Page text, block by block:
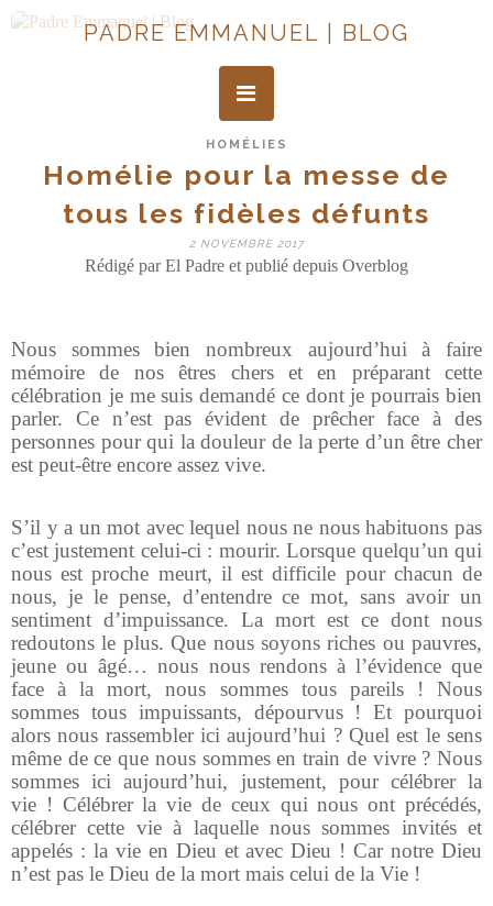
PADRE EMMANUEL | BLOG
HOMÉLIES
Homélie pour la messe de
tous les fidèles défunts
2 NOVEMBRE 2017
Rédigé par El Padre et publié depuis Overblog
Nous sommes bien nombreux aujourd’hui à faire
mémoire de nos êtres chers et en préparant cette
célébration je me suis demandé ce dont je pourrais bien
parler. Ce n’est pas évident de prêcher face à des
personnes pour qui la douleur de la perte d’un être cher
est peut-être encore assez vive.
S’il y a un mot avec lequel nous ne nous habituons pas
c’est justement celui-ci : mourir. Lorsque quelqu’un qui
nous est proche meurt, il est difficile pour chacun de
nous, je le pense, d’entendre ce mot, sans avoir un
sentiment d’impuissance. La mort est ce dont nous
redoutons le plus. Que nous soyons riches ou pauvres,
jeune ou âgé… nous nous rendons à l’évidence que
face à la mort, nous sommes tous pareils ! Nous
sommes tous impuissants, dépourvus ! Et pourquoi
alors nous rassembler ici aujourd’hui ? Quel est le sens
même de ce que nous sommes en train de vivre ? Nous
sommes ici aujourd’hui, justement, pour célébrer la
vie ! Célébrer la vie de ceux qui nous ont précédés,
célébrer cette vie à laquelle nous sommes invités et
appelés : la vie en Dieu et avec Dieu ! Car notre Dieu
n’est pas le Dieu de la mort mais celui de la Vie !